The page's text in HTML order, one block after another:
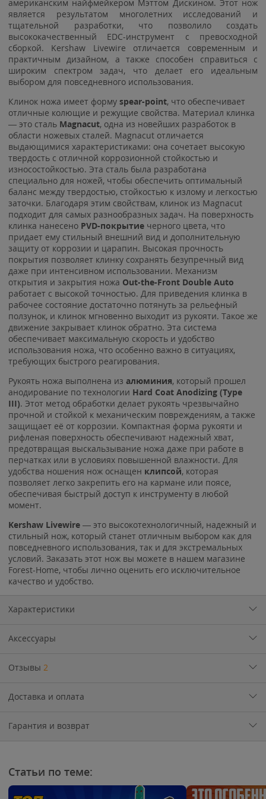
американским найфмейкером Мэттом Дискином. Этот нож
является результатом многолетних исследований и
тщательной разработки, что позволило создать
высококачественный EDC-инструмент с превосходной
сборкой. Kershaw Livewire отличается современным и
практичным дизайном, а также способен справиться с
широким спектром задач, что делает его идеальным
выбором для повседневного использования.
Клинок ножа имеет форму spear-point, что обеспечивает
отличные колющие и режущие свойства. Материал клинка
— это сталь Magnacut, одна из новейших разработок в
области ножевых сталей. Magnacut отличается
выдающимися характеристиками: она сочетает высокую
твердость с отличной коррозионной стойкостью и
износостойкостью. Эта сталь была разработана
специально для ножей, чтобы обеспечить оптимальный
баланс между твердостью, стойкостью к излому и легкостью
заточки. Благодаря этим свойствам, клинок из Magnacut
подходит для самых разнообразных задач. На поверхность
клинка нанесено PVD-покрытие черного цвета, что
придает ему стильный внешний вид и дополнительную
защиту от коррозии и царапин. Высокая прочность
покрытия позволяет клинку сохранять безупречный вид
даже при интенсивном использовании. Механизм
открытия и закрытия ножа Out-the-Front Double Auto
работает с высокой точностью. Для приведения клинка в
рабочее состояние достаточно потянуть за рельефный
ползунок, и клинок мгновенно выходит из рукояти. Такое же
движение закрывает клинок обратно. Эта система
обеспечивает максимальную скорость и удобство
использования ножа, что особенно важно в ситуациях,
требующих быстрого реагирования.
Рукоять ножа выполнена из алюминия, который прошел
анодирование по технологии Hard Coat Anodizing (Type
III). Этот метод обработки делает рукоять чрезвычайно
прочной и стойкой к механическим повреждениям, а также
защищает её от коррозии. Компактная форма рукояти и
рифленая поверхность обеспечивают надежный хват,
предотвращая выскальзывание ножа даже при работе в
перчатках или в условиях повышенной влажности. Для
удобства ношения нож оснащен клипсой, которая
позволяет легко закрепить его на кармане или поясе,
обеспечивая быстрый доступ к инструменту в любой
момент.
Kershaw Livewire — это высокотехнологичный, надежный и
стильный нож, который станет отличным выбором как для
повседневного использования, так и для экстремальных
условий. Заказать этот нож вы можете в нашем магазине
Forest-Home, чтобы лично оценить его исключительное
качество и удобство.
Характеристики
Аксессуары
Отзывы 2
Доставка и оплата
Гарантия и возврат
Статьи по теме: